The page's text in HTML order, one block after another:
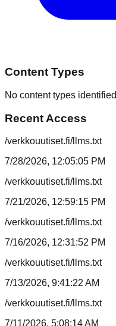
Content Types
No content types identified
Recent Access
/verkkouutiset.fi/llms.txt
7/28/2026, 12:05:05 PM
/verkkouutiset.fi/llms.txt
7/21/2026, 12:59:15 PM
/verkkouutiset.fi/llms.txt
7/16/2026, 12:31:52 PM
/verkkouutiset.fi/llms.txt
7/13/2026, 9:41:22 AM
/verkkouutiset.fi/llms.txt
7/11/2026, 5:08:14 AM